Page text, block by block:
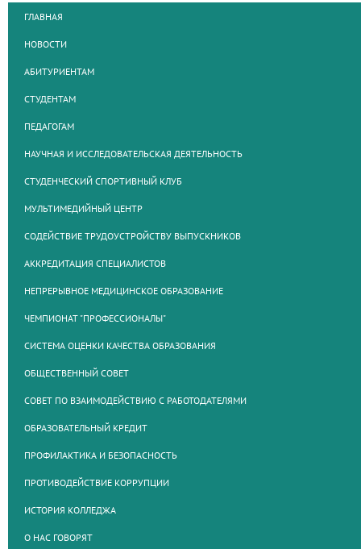
ГЛАВНАЯ
НОВОСТИ
АБИТУРИЕНТАМ
СТУДЕНТАМ
ПЕДАГОГАМ
НАУЧНАЯ И ИССЛЕДОВАТЕЛЬСКАЯ ДЕЯТЕЛЬНОСТЬ
СТУДЕНЧЕСКИЙ СПОРТИВНЫЙ КЛУБ
МУЛЬТИМЕДИЙНЫЙ ЦЕНТР
СОДЕЙСТВИЕ ТРУДОУСТРОЙСТВУ ВЫПУСКНИКОВ
АККРЕДИТАЦИЯ СПЕЦИАЛИСТОВ
НЕПРЕРЫВНОЕ МЕДИЦИНСКОЕ ОБРАЗОВАНИЕ
ЧЕМПИОНАТ "ПРОФЕССИОНАЛЫ"
СИСТЕМА ОЦЕНКИ КАЧЕСТВА ОБРАЗОВАНИЯ
ОБЩЕСТВЕННЫЙ СОВЕТ
СОВЕТ ПО ВЗАИМОДЕЙСТВИЮ С РАБОТОДАТЕЛЯМИ
ОБРАЗОВАТЕЛЬНЫЙ КРЕДИТ
ПРОФИЛАКТИКА И БЕЗОПАСНОСТЬ
ПРОТИВОДЕЙСТВИЕ КОРРУПЦИИ
ИСТОРИЯ КОЛЛЕДЖА
О НАС ГОВОРЯТ